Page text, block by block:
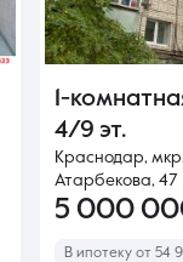
1-
4/9 эт.
Краснодар,
Атарбекова, 47
5 000
В ипотеку от 54